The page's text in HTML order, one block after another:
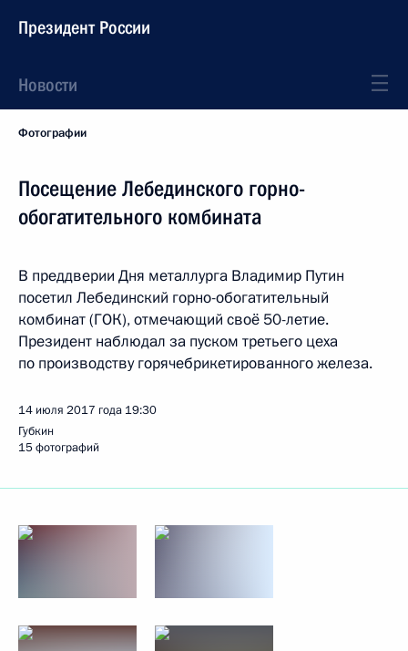
Президент России
Новости
Фотографии
Посещение Лебединского горно-
обогатительного комбината
В преддверии Дня металлурга Владимир Путин
посетил Лебединский горно-обогатительный
комбинат (ГОК), отмечающий своё 50-летие.
Президент наблюдал за пуском третьего цеха
по производству горячебрикетированного железа.
14 июля 2017 года 19:30
Губкин
15 фотографий